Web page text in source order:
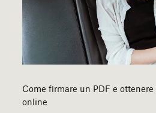
Come firmare un PDF e
online